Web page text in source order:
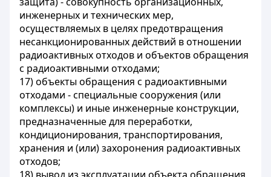
инженерных и технических мер,
осуществляемых в целях предотвращения
несанкционированных действий в отношении
радиоактивных отходов и объектов обращения
с радиоактивными отходами;
17) объекты обращения с радиоактивными
отходами - специальные сооружения (или
комплексы) и иные инженерные конструкции,
предназначенные для переработки,
кондиционирования, транспортирования,
хранения и (или) захоронения радиоактивных
отходов;